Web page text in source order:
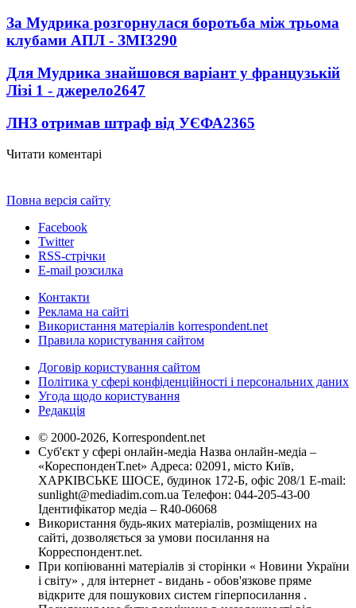
За Мудрика розгорнулася боротьба між трьома
клубами АПЛ - ЗМІ3290
Для Мудрика знайшовся варіант у французькій
Лізі 1 - джерело2647
ЛНЗ отримав штраф від УЄФА2365
Читати коментарі
Повна версія сайту
Facebook
Twitter
RSS-стрічки
E-mail розсилка
Контакти
Реклама на сайті
Використання матеріалів korrespondent.net
Правила користування сайтом
Договір користування сайтом
Політика у сфері конфіденційності і персональних даних
Угода щодо користування
Редакція
© 2000-2026, Korrespondent.net
Суб'єкт у сфері онлайн-медіа Назва онлайн-медіа –
«КореспонденТ.net» Адреса: 02091, місто Київ,
ХАРКІВСЬКЕ ШОСЕ, будинок 172-Б, офіс 208/1 E-mail:
sunlight@mediadim.com.ua Телефон: 044-205-43-00
Ідентифікатор медіа – R40-06068
Використання будь-яких матеріалів, розміщених на
сайті, дозволяється за умови посилання на
Корреспондент.net.
При копіюванні матеріалів зі сторінки « Новини України
і світу» , для інтернет - видань - обов'язкове пряме
відкрите для пошукових систем гіперпосилання .